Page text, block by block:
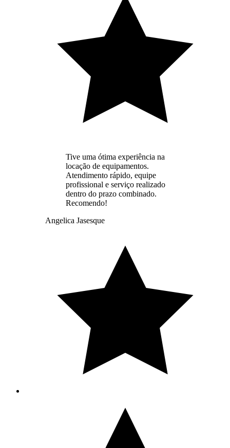
Tive uma ótima experiência na
locação de equipamentos.
Atendimento rápido, equipe
profissional e serviço realizado
dentro do prazo combinado.
Recomendo!
Angelica Jasesque